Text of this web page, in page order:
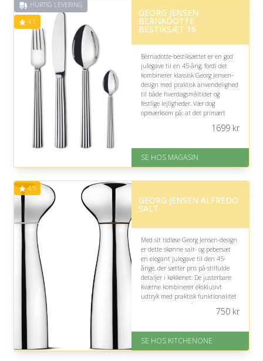
HURTIG LEVERING
4.1
GEORG JENSEN
BERNADOTTE
BESTIKSÆT 16
Bernadotte-bestiksættet er en god
julegave til en 45-årig, fordi det
kombinerer klassisk Georg Jensen-
design med praktisk anvendelighed
til både hverdagsmåltider og
festlige lejligheder. Vær dog
opmærksom på, at det primært
På lager
Levering: 1-3 dage
af 5
1699kr
SE HOS MAGASIN
4.5
GEORG JENSEN ALFREDO
SALT
Med sit tidløse Georg Jensen-design
er dette skønne salt- og pebersæt
en elegant julegave til den 45-
årige, der sætter pris på stilfulde
detaljer i køkkenet. De justerbare
kværne kombinerer eksklusivt
udtryk med praktisk funktionalitet
og pynter smukt på middagsbordet.
750kr
SE HOS KITCHENONE